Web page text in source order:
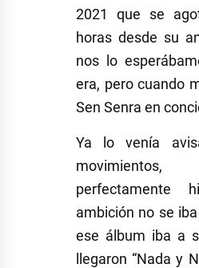
2021 que se
horas desde su
nos lo
era, pero cuando
Sen Senra en
Ya lo venía
perfectamente
ambición no se
ese álbum iba a
llegaron “Nada y